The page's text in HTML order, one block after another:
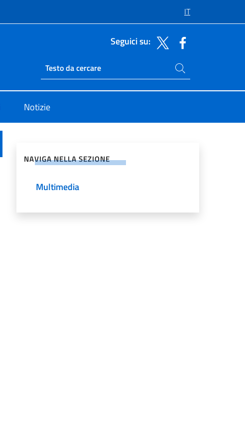
IT
Seguici su:
Ricerca sito live
Cerca nel sito
Notizie
NAVIGA NELLA SEZIONE
Multimedia